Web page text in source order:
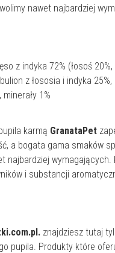
nawet najbardziej
z indyka 72% (łosoś
z łososia i indyka
minerały 1%
karmą GranataPet
a bogata gama smaków
najbardziej wymagających.
i substancji
znajdziesz tutaj
pupila. Produkty które